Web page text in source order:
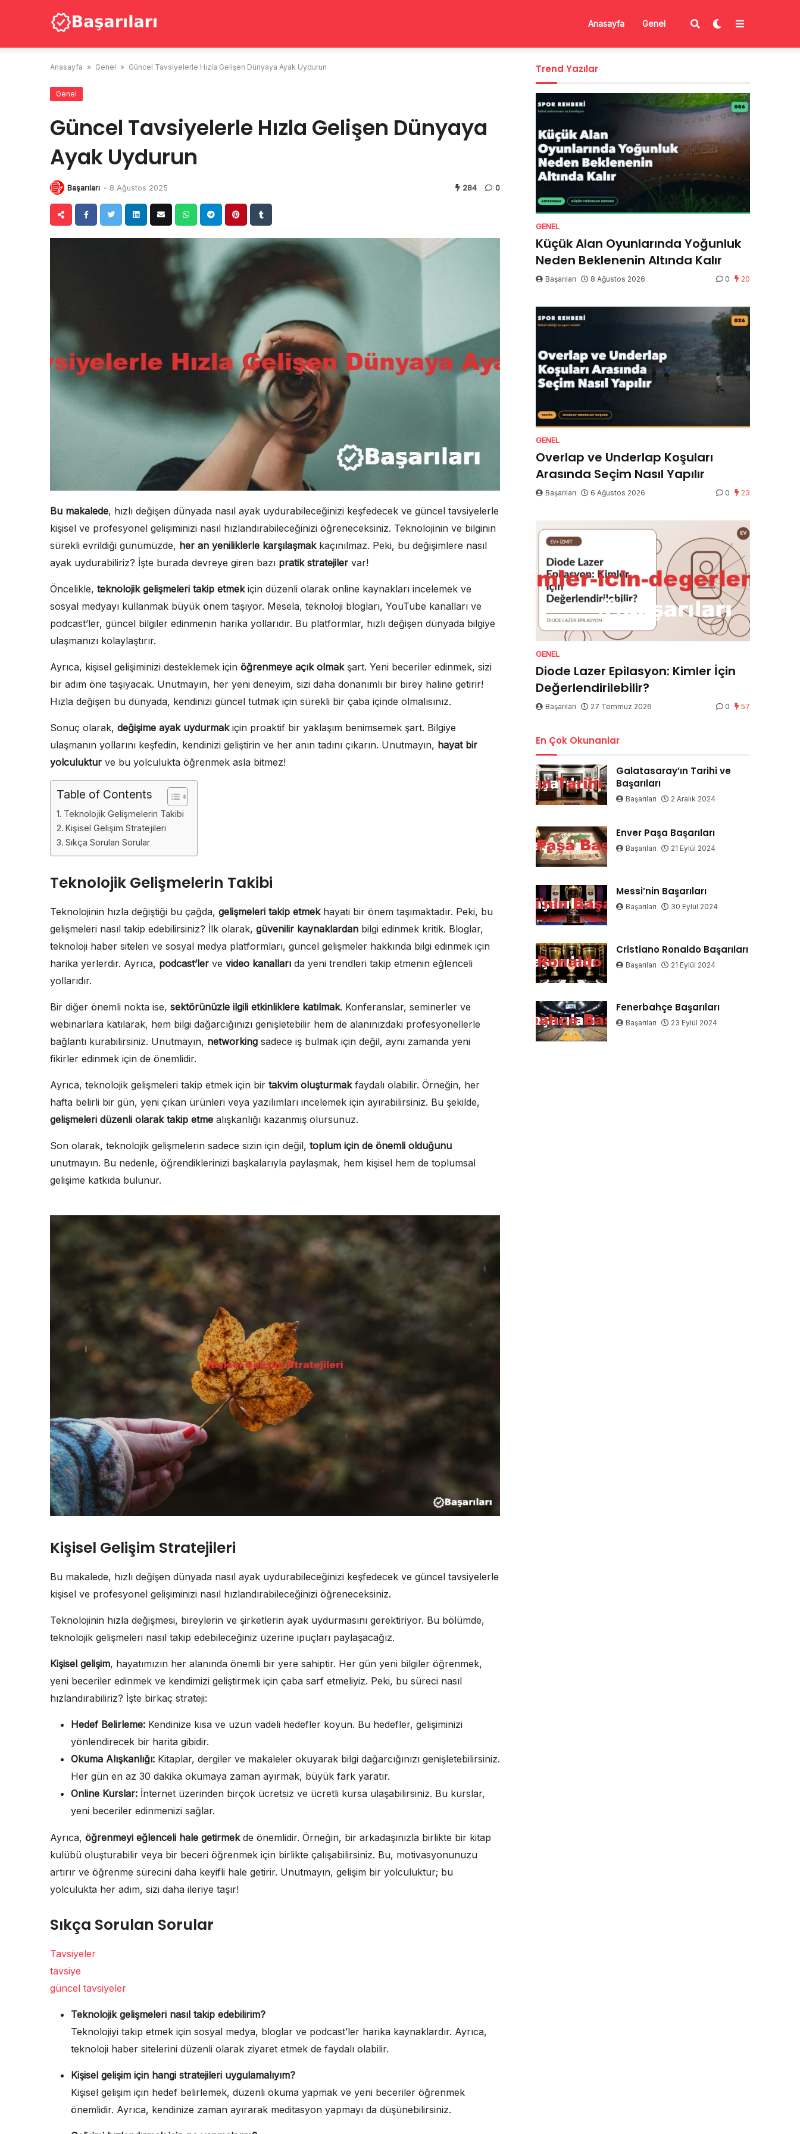
Anasayfa Genel
Anasayfa » Genel » Güncel Tavsiyelerle Hızla Gelişen Dünyaya Ayak Uydurun
Genel
Güncel Tavsiyelerle Hızla Gelişen Dünyaya
Ayak Uydurun
Başarıları - 8 Ağustos 2025 284 0
Bu makalede, hızlı değişen dünyada nasıl ayak uydurabileceğinizi keşfedecek ve güncel tavsiyelerle
kişisel ve profesyonel gelişiminizi nasıl hızlandırabileceğinizi öğreneceksiniz. Teknolojinin ve bilginin
sürekli evrildiği günümüzde, her an yeniliklerle karşılaşmakkaçınılmaz. Peki, bu değişimlere nasıl
ayak uydurabiliriz? İşte burada devreye giren bazı pratik stratejiler var!
Öncelikle, teknolojik gelişmeleri takip etmekiçin düzenli olarak online kaynakları incelemek ve
sosyal medyayı kullanmak büyük önem taşıyor. Mesela, teknoloji blogları, YouTube kanalları ve
podcast’ler, güncel bilgiler edinmenin harika yollarıdır. Bu platformlar, hızlı değişen dünyada bilgiye
ulaşmanızı kolaylaştırır.
Ayrıca, kişisel gelişiminizi desteklemek için öğrenmeye açık olmakşart. Yeni beceriler edinmek, sizi
bir adım öne taşıyacak. Unutmayın, her yeni deneyim, sizi daha donanımlı bir birey haline getirir!
Hızla değişen bu dünyada, kendinizi güncel tutmak için sürekli bir çaba içinde olmalısınız.
Sonuç olarak, değişime ayak uydurmakiçin proaktif bir yaklaşım benimsemek şart. Bilgiye
ulaşmanın yollarını keşfedin, kendinizi geliştirin ve her anın tadını çıkarın. Unutmayın, hayat bir
yolculuktur ve bu yolculukta öğrenmek asla bitmez!
Table of Contents
Teknolojik Gelişmelerin Takibi
Kişisel Gelişim Stratejileri
Sıkça Sorulan Sorular
Teknolojik Gelişmelerin Takibi
Teknolojinin hızla değiştiği bu çağda, gelişmeleri takip etmekhayati bir önem taşımaktadır. Peki, bu
gelişmeleri nasıl takip edebilirsiniz? İlk olarak, güvenilir kaynaklardan bilgi edinmek kritik. Bloglar,
teknoloji haber siteleri ve sosyal medya platformları, güncel gelişmeler hakkında bilgi edinmek için
harika yerlerdir. Ayrıca, podcast’ler ve video kanalları da yeni trendleri takip etmenin eğlenceli
yollarıdır.
Bir diğer önemli nokta ise, sektörünüzle ilgili etkinliklere katılmak. Konferanslar, seminerler ve
webinarlara katılarak, hem bilgi dağarcığınızı genişletebilir hem de alanınızdaki profesyonellerle
bağlantı kurabilirsiniz. Unutmayın, networking sadece iş bulmak için değil, aynı zamanda yeni
fikirler edinmek için de önemlidir.
Ayrıca, teknolojik gelişmeleri takip etmek için bir takvim oluşturmakfaydalı olabilir. Örneğin, her
hafta belirli bir gün, yeni çıkan ürünleri veya yazılımları incelemek için ayırabilirsiniz. Bu şekilde,
gelişmeleri düzenli olarak takip etme alışkanlığı kazanmış olursunuz.
Son olarak, teknolojik gelişmelerin sadece sizin için değil, toplum için de önemli olduğunu
unutmayın. Bu nedenle, öğrendiklerinizi başkalarıyla paylaşmak, hem kişisel hem de toplumsal
gelişime katkıda bulunur.
Kişisel Gelişim Stratejileri
Bu makalede, hızlı değişen dünyada nasıl ayak uydurabileceğinizi keşfedecek ve güncel tavsiyelerle
kişisel ve profesyonel gelişiminizi nasıl hızlandırabileceğinizi öğreneceksiniz.
Teknolojinin hızla değişmesi, bireylerin ve şirketlerin ayak uydurmasını gerektiriyor. Bu bölümde,
teknolojik gelişmeleri nasıl takip edebileceğiniz üzerine ipuçları paylaşacağız.
Kişisel gelişim, hayatımızın her alanında önemli bir yere sahiptir. Her gün yeni bilgiler öğrenmek,
yeni beceriler edinmek ve kendimizi geliştirmek için çaba sarf etmeliyiz. Peki, bu süreci nasıl
hızlandırabiliriz? İşte birkaç strateji:
Hedef Belirleme: Kendinize kısa ve uzun vadeli hedefler koyun. Bu hedefler, gelişiminizi
yönlendirecek bir harita gibidir.
Okuma Alışkanlığı: Kitaplar, dergiler ve makaleler okuyarak bilgi dağarcığınızı genişletebilirsiniz.
Her gün en az 30 dakika okumaya zaman ayırmak, büyük fark yaratır.
Online Kurslar: İnternet üzerinden birçok ücretsiz ve ücretli kursa ulaşabilirsiniz. Bu kurslar,
yeni beceriler edinmenizi sağlar.
Ayrıca, öğrenmeyi eğlenceli hale getirmekde önemlidir. Örneğin, bir arkadaşınızla birlikte bir kitap
kulübü oluşturabilir veya bir beceri öğrenmek için birlikte çalışabilirsiniz. Bu, motivasyonunuzu
artırır ve öğrenme sürecini daha keyifli hale getirir. Unutmayın, gelişim bir yolculuktur; bu
yolculukta her adım, sizi daha ileriye taşır!
Sıkça Sorulan Sorular
Tavsiyeler
tavsiye
güncel tavsiyeler
Teknolojik gelişmeleri nasıl takip edebilirim?
Teknolojiyi takip etmek için sosyal medya, bloglar ve podcast’ler harika kaynaklardır. Ayrıca,
teknoloji haber sitelerini düzenli olarak ziyaret etmek de faydalı olabilir.
Kişisel gelişim için hangi stratejileri uygulamalıyım?
Kişisel gelişim için hedef belirlemek, düzenli okuma yapmak ve yeni beceriler öğrenmek
önemlidir. Ayrıca, kendinize zaman ayırarak meditasyon yapmayı da düşünebilirsiniz.
Trend Yazılar
GENEL
Küçük Alan Oyunlarında Yoğunluk
Neden Beklenenin Altında Kalır
Başarıları 8 Ağustos 2026 0 20
GENEL
Overlap ve Underlap Koşuları
Arasında Seçim Nasıl Yapılır
Başarıları 6 Ağustos 2026 0 23
GENEL
Diode Lazer Epilasyon: Kimler İçin
Değerlendirilebilir?
Başarıları 27 Temmuz 2026 0 57
En Çok Okunanlar
Galatasaray’ın Tarihi ve
Başarıları
Başarıları 2 Aralık 2024
Enver Paşa Başarıları
Başarıları 21 Eylül 2024
Messi’nin Başarıları
Başarıları 30 Eylül 2024
Cristiano Ronaldo Başarıları
Başarıları 21 Eylül 2024
Fenerbahçe Başarıları
Başarıları 23 Eylül 2024